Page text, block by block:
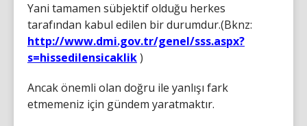
Yani tamamen sübjektif olduğu herkes
tarafından kabul edilen bir durumdur.(Bknz:
http://www.dmi.gov.tr/genel/sss.aspx?
s=hissedilensicaklik)
Ancak önemli olan doğru ile yanlışı fark
etmemeniz için gündem yaratmaktır.